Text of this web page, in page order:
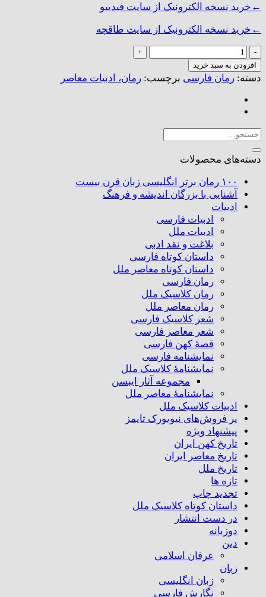
←خرید نسخه الکترونیک از سایت فیدیبو
←خرید نسخه الکترونیک از سایت طاقچه
قاصدک
از
کرکوک
واشنگتن
عدد
افزودن به سبد خرید
دسته: رمان فارسی برچسب: رمان، ادبیات معاصر
جستجو
برای:
دسته‌های محصولات
۱۰۰ رمان برتر انگلیسی زبان قرن بیست
آشنایی با بزرگان اندیشه و فرهنگ
ادبیات
ادبیات فارسی
ادبیات ملل
بلاغت و نقد ادبی
داستان کوتاه فارسی
داستان کوتاه معاصر ملل
رمان فارسی
رمان کلاسیک ملل
رمان معاصر ملل
شعر کلاسیک فارسی
شعر معاصر فارسی
قصهٔ کهن فارسی
نمایشنامه فارسی
نمایشنامهٔ کلاسیک ملل
مجموعه آثار ایبسن
نمایشنامهٔ معاصر ملل
ادبیات کلاسیک ملل
پر فروش‌های نیویورک تایمز
پیشنهاد ویژه
تاریخ کهن ایران
تاریخ معاصر ایران
تاریخ ملل
تازه ها
تجدید چاپ
داستان کوتاه کلاسیک ملل
در دست انتشار
دوزبانه
دین
عرفان اسلامی
زبان
زبان انگلیسی
نگارش فارسی